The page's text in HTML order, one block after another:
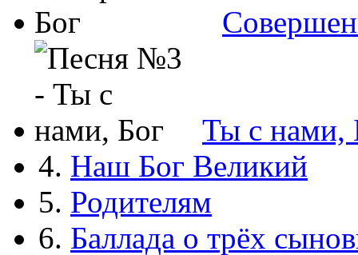
Ты с нами,
4. Наш Бог Великий
5. Родителям
6. Баллада о трёх